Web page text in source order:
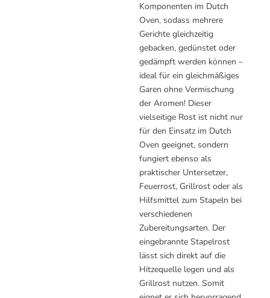
Komponenten im Dutch
Oven, sodass mehrere
Gerichte gleichzeitig
gebacken, gedünstet oder
gedämpft werden können –
ideal für ein gleichmäßiges
Garen ohne Vermischung
der Aromen! Dieser
vielseitige Rost ist nicht nur
für den Einsatz im Dutch
Oven geeignet, sondern
fungiert ebenso als
praktischer Untersetzer,
Feuerrost, Grillrost oder als
Hilfsmittel zum Stapeln bei
verschiedenen
Zubereitungsarten. Der
eingebrannte Stapelrost
lässt sich direkt auf die
Hitzequelle legen und als
Grillrost nutzen. Somit